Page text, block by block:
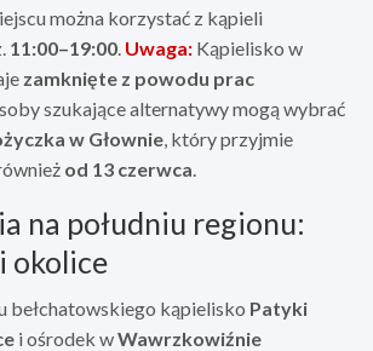
można korzystać z kąpieli
11:00–19:00 Uwaga: Kąpielisko w
zamknięte z powodu prac
szukające alternatywy mogą wybrać
w Głownie , który przyjmie
od 13 czerwca
na południu regionu:
okolice
bełchatowskiego kąpielisko Patyki
i ośrodek wWawrzkowiźnie